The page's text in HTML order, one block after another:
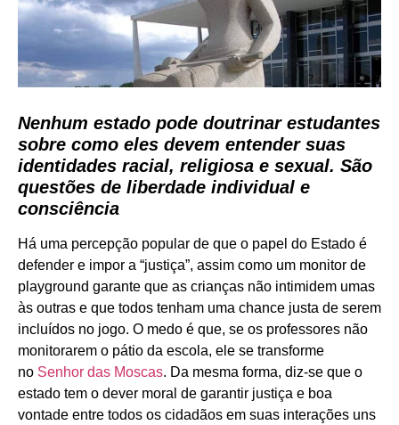
Nenhum estado pode doutrinar estudantes
sobre como eles devem entender suas
identidades racial, religiosa e sexual. São
questões de liberdade individual e
consciência
Há uma percepção popular de que o papel do Estado é
defender e impor a “justiça”, assim como um monitor de
playground garante que as crianças não intimidem umas
às outras e que todos tenham uma chance justa de serem
incluídos no jogo. O medo é que, se os professores não
monitorarem o pátio da escola, ele se transforme
no Senhor das Moscas. Da mesma forma, diz-se que o
estado tem o dever moral de garantir justiça e boa
vontade entre todos os cidadãos em suas interações uns